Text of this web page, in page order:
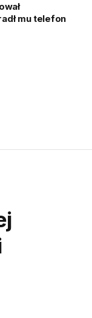
mu telefon